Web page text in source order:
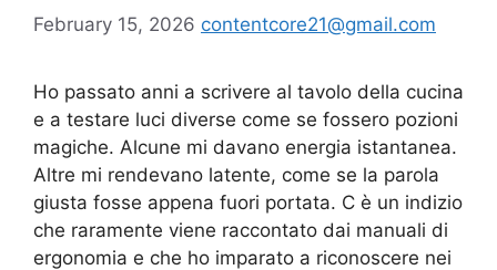
February 15, 2026 contentcore21@gmail.com
Ho passato anni a scrivere al tavolo della cucina
e a testare luci diverse come se fossero pozioni
magiche. Alcune mi davano energia istantanea.
Altre mi rendevano latente, come se la parola
giusta fosse appena fuori portata. C è un indizio
che raramente viene raccontato dai manuali di
ergonomia e che ho imparato a riconoscere nei